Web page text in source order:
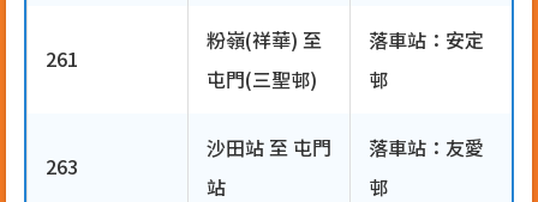
261
粉嶺(祥華) 至
屯門(三聖邨)
落車站：安定
邨
263
沙田站 至 屯門
站
落車站：友愛
邨